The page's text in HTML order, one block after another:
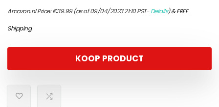
Amazon.nl Price:€39.99(as of 09/04/2023 21:10 PST-Details)&FREE
Shipping.
KOOP PRODUCT